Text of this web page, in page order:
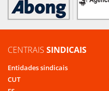
CENTRAIS SINDICAIS
Entidades sindicais
CUT